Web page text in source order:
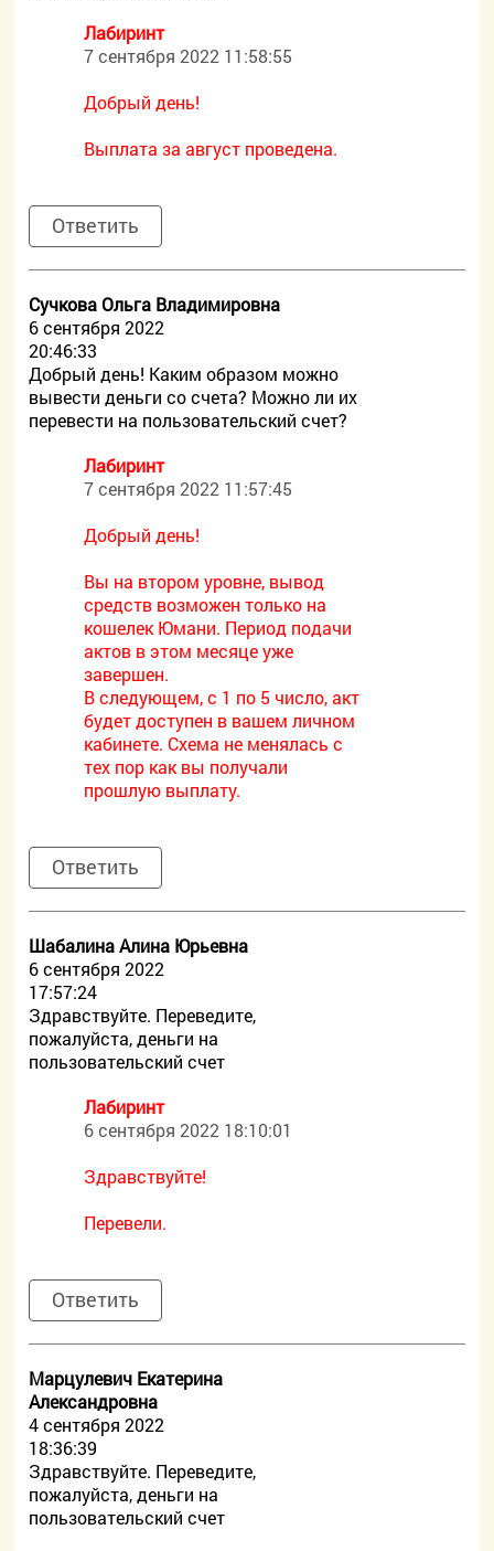
Лабиринт
7 сентября 2022 11:58:55
Добрый день!
Выплата за август проведена.
Ответить
Сучкова Ольга Владимировна
6 сентября 2022
20:46:33
Добрый день! Каким образом можно
вывести деньги со счета? Можно ли их
перевести на пользовательский счет?
Лабиринт
7 сентября 2022 11:57:45
Добрый день!
Вы на втором уровне, вывод
средств возможен только на
кошелек Юмани. Период подачи
актов в этом месяце уже
завершен.
В следующем, с 1 по 5 число, акт
будет доступен в вашем личном
кабинете. Схема не менялась с
тех пор как вы получали
прошлую выплату.
Ответить
Шабалина Алина Юрьевна
6 сентября 2022
17:57:24
Здравствуйте. Переведите,
пожалуйста, деньги на
пользовательский счет
Лабиринт
6 сентября 2022 18:10:01
Здравствуйте!
Перевели.
Ответить
Марцулевич Екатерина
Александровна
4 сентября 2022
18:36:39
Здравствуйте. Переведите,
пожалуйста, деньги на
пользовательский счет